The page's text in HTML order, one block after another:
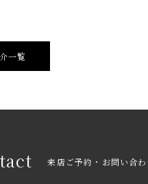
一覧
来店ご予約・お問い合